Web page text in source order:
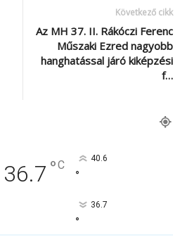
Következő cikk
Az MH 37. II. Rákóczi Ferenc
Műszaki Ezred nagyobb
hanghatással járó kiképzési
f…
36.7 °C 40.6
°
36.7
°